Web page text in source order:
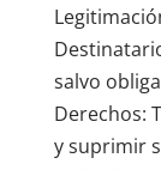
salvo
Derechos:
y suprimir